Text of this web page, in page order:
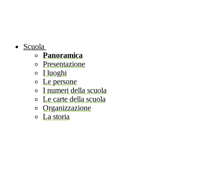
Scuola
Panoramica
Presentazione
I luoghi
Le persone
I numeri della scuola
Le carte della scuola
Organizzazione
La storia